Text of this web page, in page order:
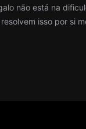
não está na
isso por si